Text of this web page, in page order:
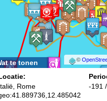
©
te tonen
Rome
-191